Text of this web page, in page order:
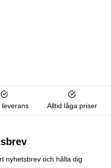
leverans Alltid låga priser
nyhetsbrev och hålla dig